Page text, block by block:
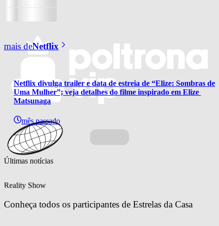
mais deNetflix
Netflix divulga trailer e data de estreia de “Elize: Sombras de
Uma Mulher”; veja detalhes do filme inspirado em Elize
Matsunaga
mês passado
Últimas notícias
Reality Show
Conheça todos os participantes de Estrelas da Casa